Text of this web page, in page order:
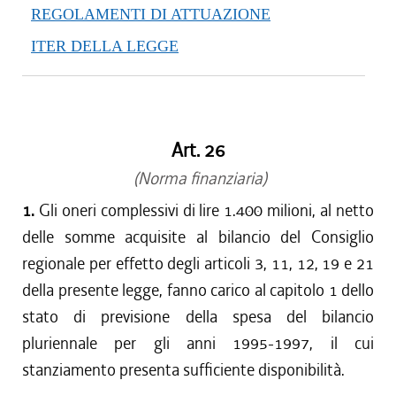
REGOLAMENTI DI ATTUAZIONE
ITER DELLA LEGGE
Art. 26
(Norma finanziaria)
1. Gli oneri complessivi di lire 1.400 milioni, al netto
delle somme acquisite al bilancio del Consiglio
regionale per effetto degli articoli 3, 11, 12, 19 e 21
della presente legge, fanno carico al capitolo 1 dello
stato di previsione della spesa del bilancio
pluriennale per gli anni 1995-1997, il cui
stanziamento presenta sufficiente disponibilità.